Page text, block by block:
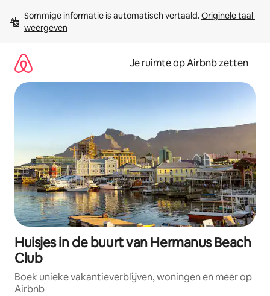
direct
naar
Sommige informatie is automatisch vertaald. Originele taal
weergeven
Je ruimte op Airbnb zetten
Huisjes in de buurt van Hermanus Beach
Club
Boek unieke vakantieverblijven, woningen en meer op
Airbnb